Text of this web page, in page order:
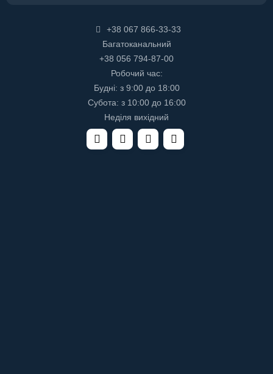
+38 067 866-33-33
Багатоканальний
+38 056 794-87-00
Робочий час:
Будні: з 9:00 до 18:00
Субота: з 10:00 до 16:00
Неділя вихідний